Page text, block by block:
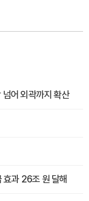
어 외곽까지 확산
효과 26조 원 달해